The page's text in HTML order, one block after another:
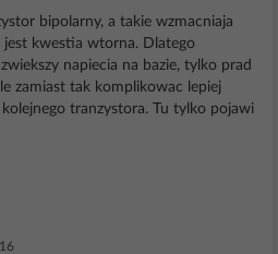
bipolarny, a takie wzmacniaja
jest kwestia wtorna. Dlatego
napiecia na bazie, tylko prad
zamiast tak komplikowac lepiej
tranzystora. Tu tylko pojawi